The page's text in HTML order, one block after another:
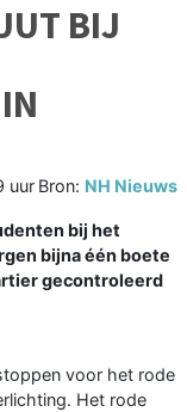
BIJ
uur Bron: NH Nieuws
bij het
bijna één boete
gecontroleerd
voor het rode
Het rode